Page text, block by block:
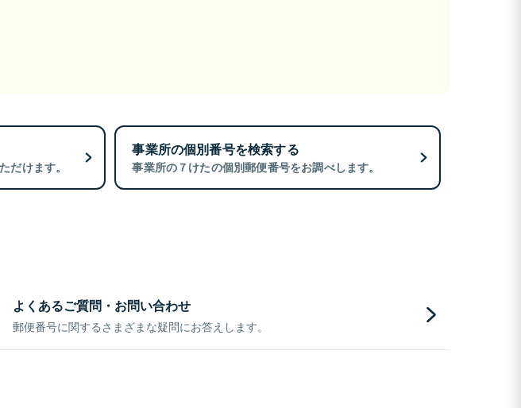
だけます。
事業所の個別番号を検索する
事業所の７けたの個別郵便番号をお調べします。
よくあるご質問・お問い合わせ
郵便番号に関するさまざまな疑問にお答えします。